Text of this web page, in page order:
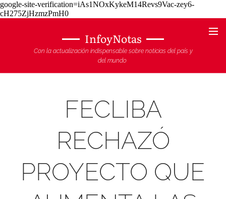
google-site-verification=iAs1NOxKykeM14Revs9Vac-zey6-
cH275ZjHzmzPmH0
InfoyNotas
Con la actualización indispensable sobre noticias del país y
del mundo
FECLIBA
RECHAZÓ
PROYECTO QUE